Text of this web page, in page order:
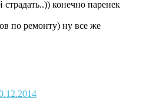
страдать..)) конечно паренек
по ремонту) ну все же